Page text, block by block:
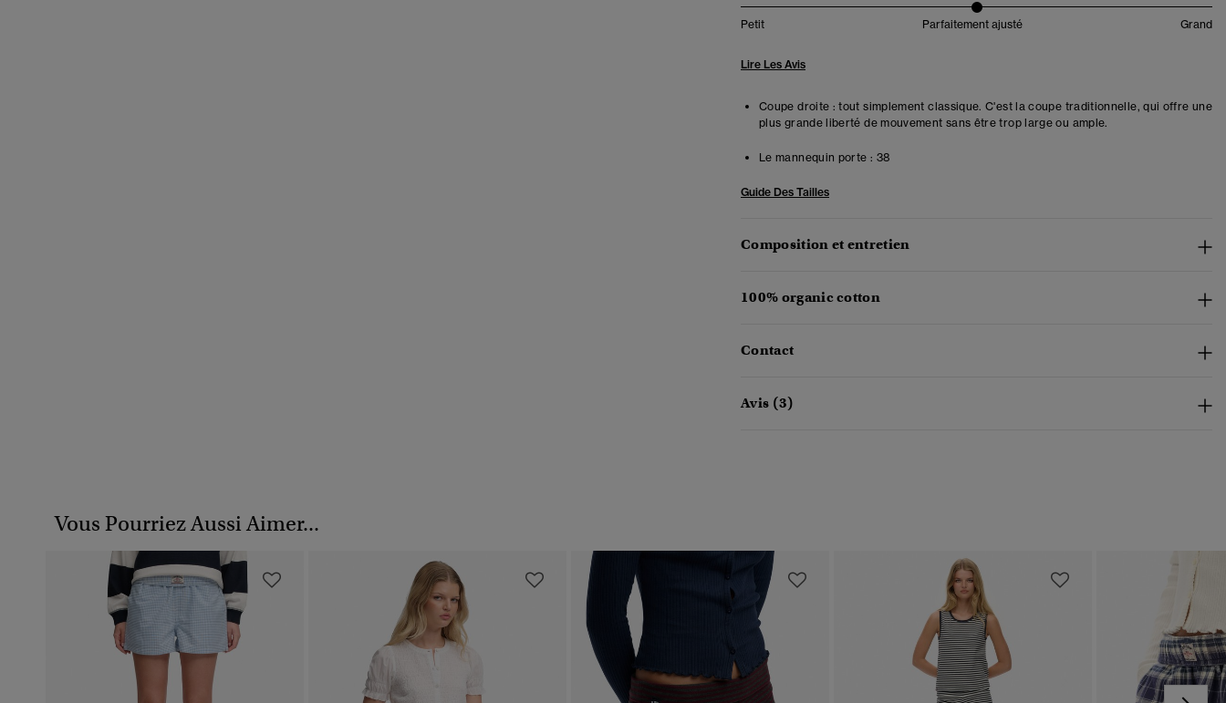
Petit Parfaitement ajusté Grand
Lire Les Avis
Coupe droite : tout simplement classique. C'est la coupe traditionnelle, qui offre une
plus grande liberté de mouvement sans être trop large ou ample.
Le mannequin porte : 38
Guide Des Tailles
Composition et entretien
100% organic cotton
Contact
Avis (3)
Vous Pourriez Aussi Aimer...